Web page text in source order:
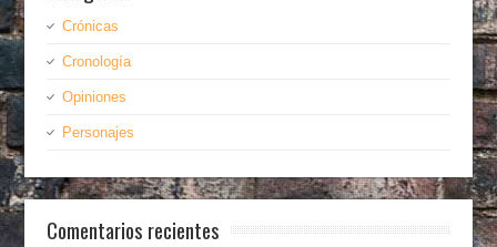
Crónicas
Cronología
Opiniones
Personajes
Comentarios recientes